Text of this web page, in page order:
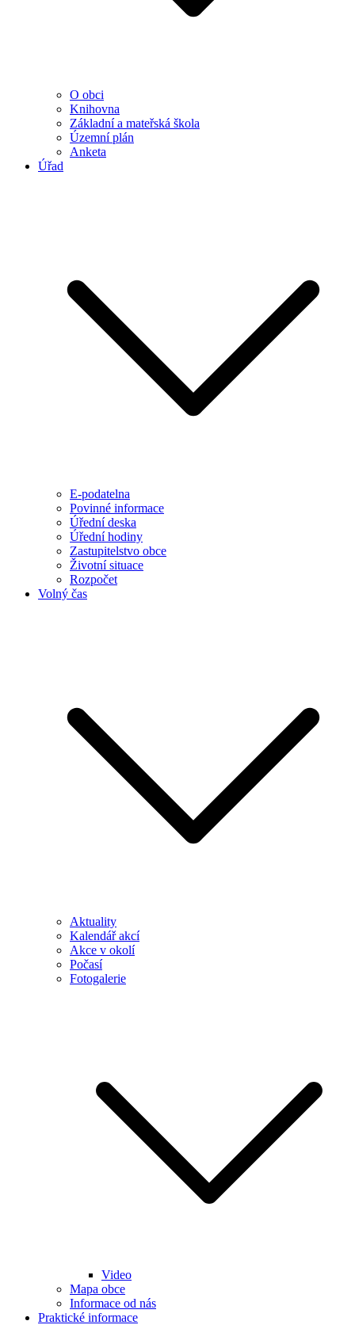
O obci
Knihovna
Základní a mateřská škola
Územní plán
Anketa
Úřad
E-podatelna
Povinné informace
Úřední deska
Úřední hodiny
Zastupitelstvo obce
Životní situace
Rozpočet
Volný čas
Aktuality
Kalendář akcí
Akce v okolí
Počasí
Fotogalerie
Video
Mapa obce
Informace od nás
Praktické informace